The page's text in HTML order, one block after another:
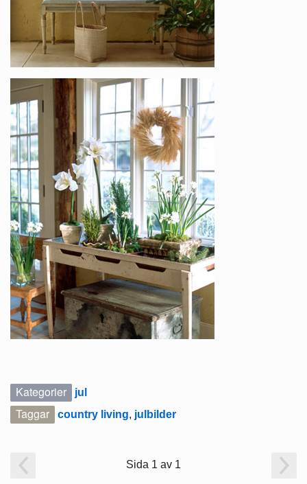
Kategorier jul
Taggar country living, julbilder
Sida 1 av 1